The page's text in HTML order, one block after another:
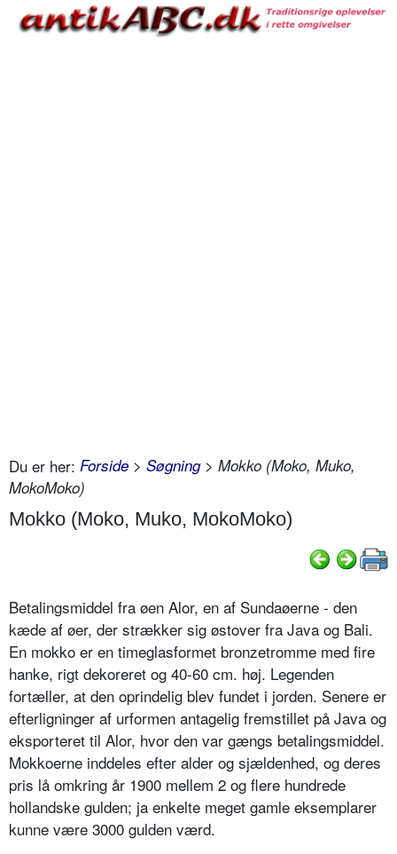
Du er her: Forside > Søgning> Mokko (Moko, Muko,
MokoMoko)
Mokko (Moko, Muko, MokoMoko)
Betalingsmiddel fra øen Alor, en af Sundaøerne - den
kæde af øer, der strækker sig østover fra Java og Bali.
En mokko er en timeglasformet bronzetromme med fire
hanke, rigt dekoreret og 40-60 cm. høj. Legenden
fortæller, at den oprindelig blev fundet i jorden. Senere er
efterligninger af urformen antagelig fremstillet på Java og
eksporteret til Alor, hvor den var gængs betalingsmiddel.
Mokkoerne inddeles efter alder og sjældenhed, og deres
pris lå omkring år 1900 mellem 2 og flere hundrede
hollandske gulden; ja enkelte meget gamle eksemplarer
kunne være 3000 gulden værd.